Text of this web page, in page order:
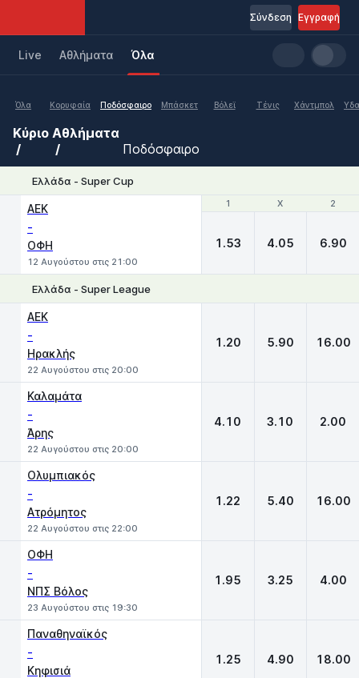
Εγγραφή
Σύνδεση
Live Aθλήματα Όλα
Όλα Κορυφαία Ποδόσφαιρο Μπάσκετ Βόλεϊ Τένις Χάντμπολ
Κύριο Αθλήματα
Ποδόσφαιρο
Ελλάδα - Super Cup
1 X 2
ΑΕΚ
-
ΟΦΗ
12 Αυγούστου στις 21:00
1 X 2
1.53 4.05 6.90
Ελλάδα - Super League
ΑΕΚ
-
Ηρακλής
22 Αυγούστου στις 20:00
1.20 5.90 16.00
Καλαμάτα
-
Άρης
22 Αυγούστου στις 20:00
4.10 3.10 2.00
Ολυμπιακός
-
Ατρόμητος
22 Αυγούστου στις 22:00
1.22 5.40 16.00
ΟΦΗ
-
ΝΠΣ Βόλος
23 Αυγούστου στις 19:30
1.95 3.25 4.00
Παναθηναϊκός
-
Κηφισιά
1.25 4.90 18.00